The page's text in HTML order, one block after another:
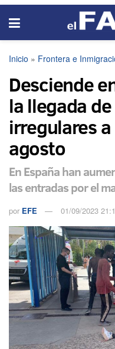
Inicio » Frontera e
Desciende
la llegada
irregulares
agosto
En España han
las entradas por el
por EFE 01/09/2023